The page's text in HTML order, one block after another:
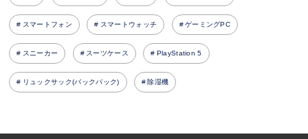
スマートフォン スマートウォッチ ゲーミングPC
スニーカー スーツケース PlayStation 5
リュックサック(バックパック) 除湿機